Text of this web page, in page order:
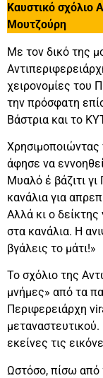
Καυστικό σχόλιο
Μουτζούρη
Με τον δικό της
χειρονομίες του
την πρόσφατη
Βάστρια και το
Χρησιμοποιώντας
άφησε να
Μυαλό έ βάζιτι
κανάλια για
Αλλά κι ο δείκτης
στα κανάλια. Η
βγάλεις το μάτι!»
Το σχόλιο της
μνήμες» από τα
Περιφερειάρχη
εκείνες τις
Ωστόσο, πίσω από